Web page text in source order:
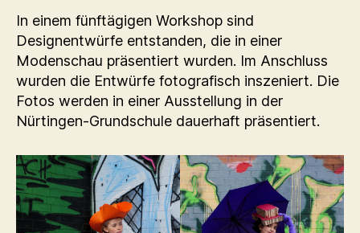
In einem fünftägigen Workshop sind
Designentwürfe entstanden, die in einer
Modenschau präsentiert wurden. Im Anschluss
wurden die Entwürfe fotografisch inszeniert. Die
Fotos werden in einer Ausstellung in der
Nürtingen-Grundschule dauerhaft präsentiert.